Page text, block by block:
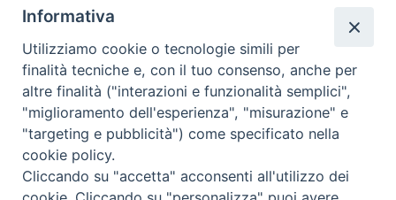
Redazione
Scrivici
Copyright © 2019 - Tutti i diritti riservati - Vita
Trentina Editrice
Informativa
Utilizziamo cookie o tecnologie simili per
finalità tecniche e, con il tuo consenso, anche per
altre finalità ("interazioni e funzionalità semplici",
"miglioramento dell'esperienza", "misurazione" e
"targeting e pubblicità") come specificato nella
cookie policy.
Cliccando su "accetta" acconsenti all'utilizzo dei